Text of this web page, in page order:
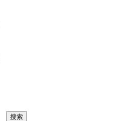
搜索